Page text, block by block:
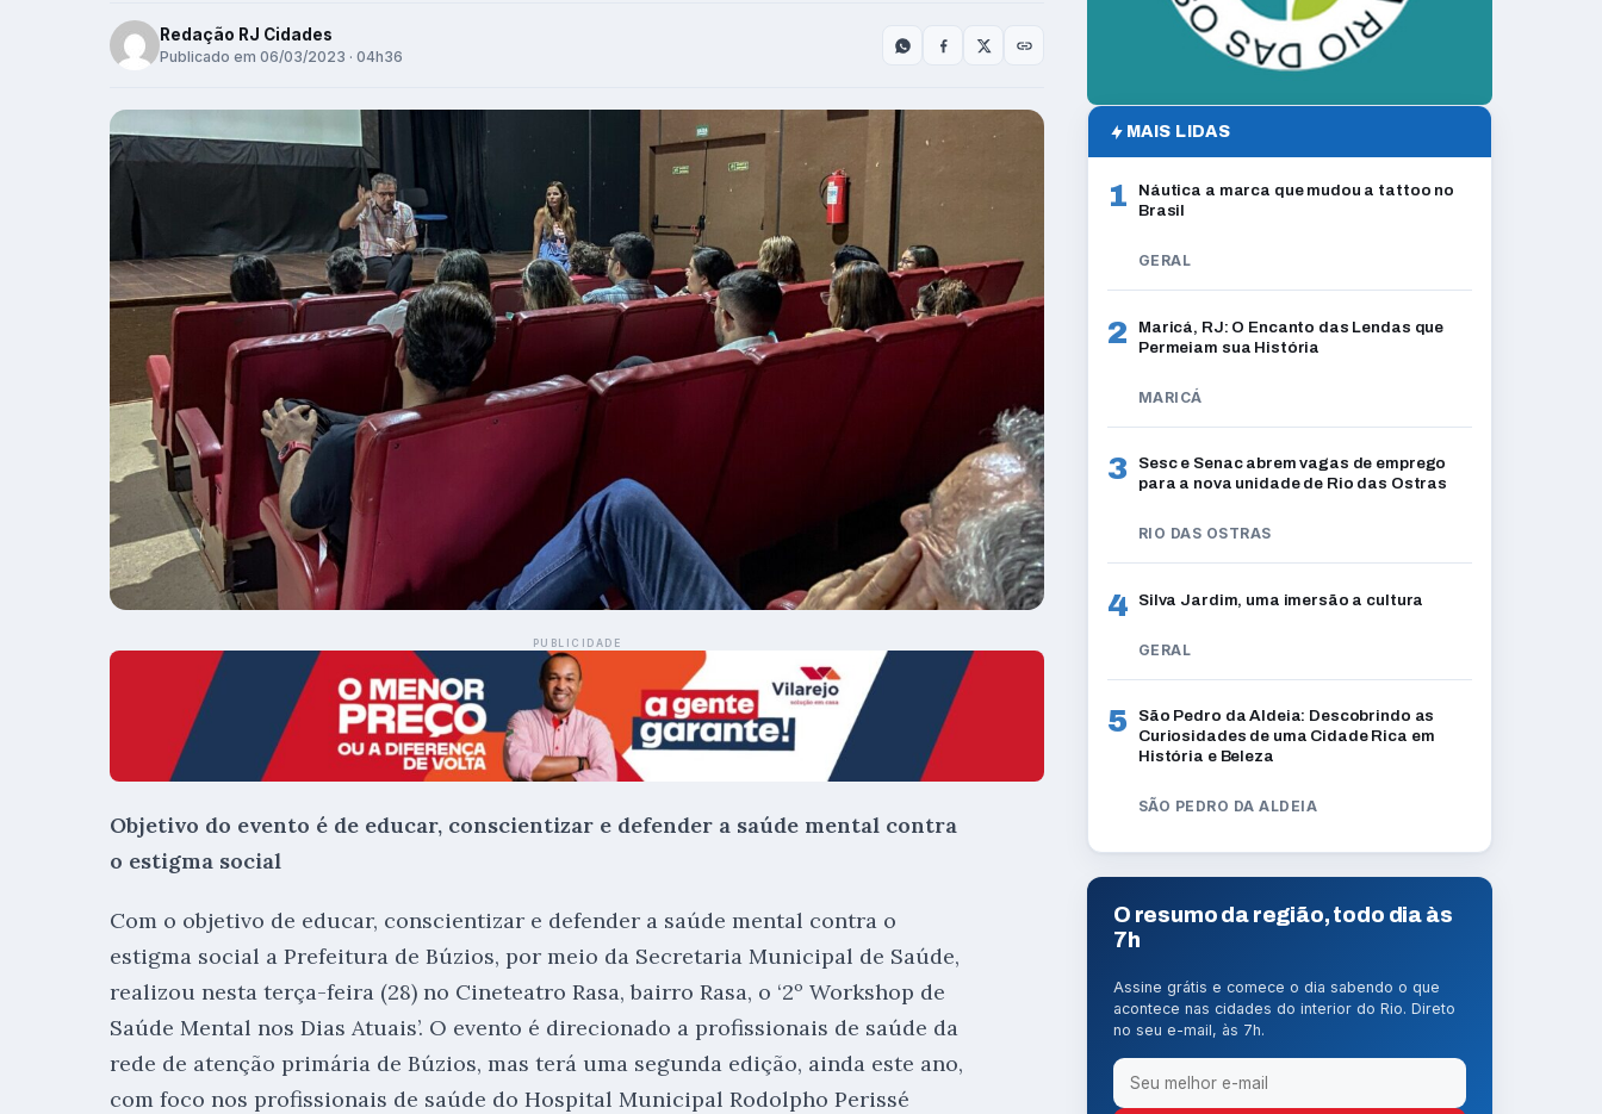
Redação RJ Cidades
Publicado em 06/03/2023 · 04h36
PUBLICIDADE
Objetivo do evento é de educar, conscientizar e defender a saúde mental contra
o estigma social
Com o objetivo de educar, conscientizar e defender a saúde mental contra o
estigma social a Prefeitura de Búzios, por meio da Secretaria Municipal de Saúde,
realizou nesta terça-feira (28) no Cineteatro Rasa, bairro Rasa, o ‘2º Workshop de
Saúde Mental nos Dias Atuais’. O evento é direcionado a profissionais de saúde da
rede de atenção primária de Búzios, mas terá uma segunda edição, ainda este ano,
com foco nos profissionais de saúde do Hospital Municipal Rodolpho Perissé
MAIS LIDAS
1
Náutica a marca que mudou a tattoo no
Brasil
GERAL
2
Maricá, RJ: O Encanto das Lendas que
Permeiam sua História
MARICÁ
3
Sesc e Senac abrem vagas de emprego
para a nova unidade de Rio das Ostras
RIO DAS OSTRAS
4 Silva Jardim, uma imersão a cultura
GERAL
5
São Pedro da Aldeia: Descobrindo as
Curiosidades de uma Cidade Rica em
História e Beleza
SÃO PEDRO DA ALDEIA
O resumo da região, todo dia às
7h
Assine grátis e comece o dia sabendo o que
acontece nas cidades do interior do Rio. Direto
no seu e-mail, às 7h.